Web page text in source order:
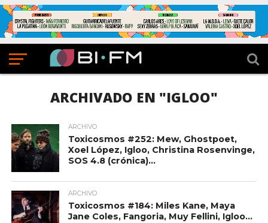
ARCHIVADO EN "IGLOO"
ARCHIVO
Toxicosmos #252: Mew, Ghostpoet,
Xoel López, Igloo, Christina Rosenvinge,
SOS 4.8 (crónica)…
ARCHIVO
Toxicosmos #184: Miles Kane, Maya
Jane Coles, Fangoria, Muy Fellini, Igloo…